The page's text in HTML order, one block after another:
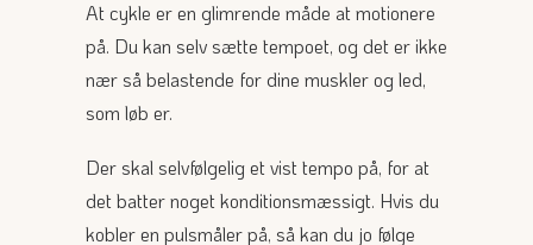
At cykle er en glimrende måde at motionere
på. Du kan selv sætte tempoet, og det er ikke
nær så belastende for dine muskler og led,
som løb er.
Der skal selvfølgelig et vist tempo på, for at
det batter noget konditionsmæssigt. Hvis du
kobler en pulsmåler på, så kan du jo følge